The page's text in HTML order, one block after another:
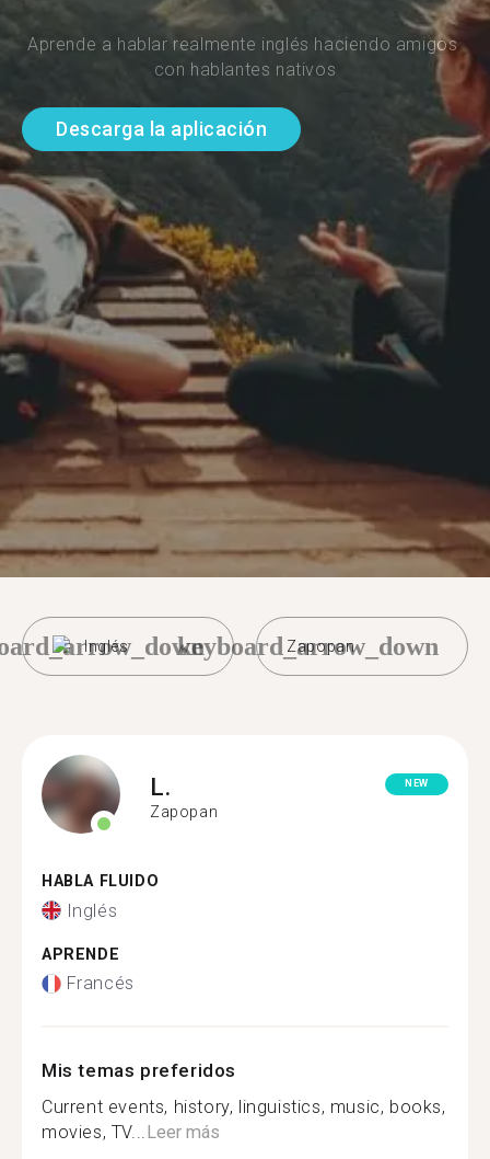
Aprende a hablar realmente inglés haciendo amigos
con hablantes nativos
Descarga la aplicación
Inglés Zapopan
keyboard_arrow_down
L.
Zapopan
NEW
HABLA FLUIDO
Inglés
APRENDE
Francés
Mis temas preferidos
Current events, history, linguistics, music, books,
movies, TV...Leer más